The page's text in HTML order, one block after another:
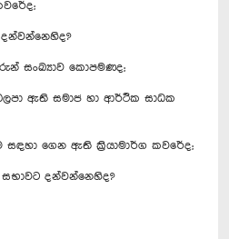
සංඛ්‍යාව කොපමණද;
ඇති සමාජ හා ආර්ථික සාධක
ගෙන ඇති ක්‍රියාමාර්ග කවරේද;
දන්වන්නෙහිද?